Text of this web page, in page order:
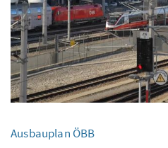
Ausbauplan ÖBB